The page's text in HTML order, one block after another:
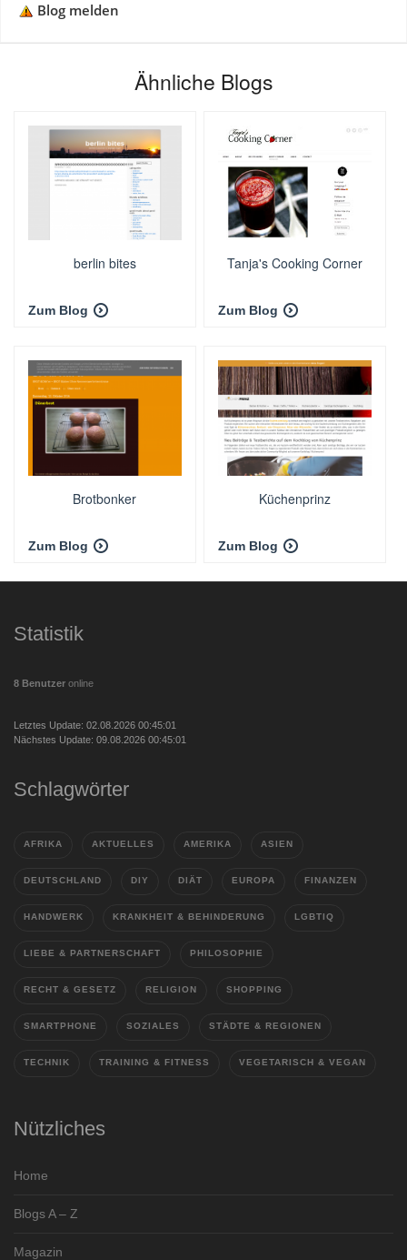
Blog melden
Ähnliche Blogs
berlin bites
Zum Blog
Tanja's Cooking Corner
Zum Blog
Brotbonker
Zum Blog
Küchenprinz
Zum Blog
Statistik
8 Benutzer online
Letztes Update: 02.08.2026 00:45:01
Nächstes Update: 09.08.2026 00:45:01
Schlagwörter
AFRIKA AKTUELLES AMERIKA ASIEN
DEUTSCHLAND DIY DIÄT EUROPA FINANZEN
HANDWERK KRANKHEIT & BEHINDERUNG LGBTIQ
LIEBE & PARTNERSCHAFT PHILOSOPHIE
RECHT & GESETZ RELIGION SHOPPING
SMARTPHONE SOZIALES STÄDTE & REGIONEN
TECHNIK TRAINING & FITNESS VEGETARISCH & VEGAN
Nützliches
Home
Blogs A – Z
Magazin